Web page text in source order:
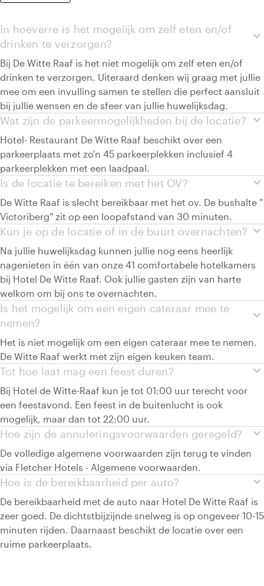
expand_more
In hoeverre is het mogelijk om zelf eten en/of
drinken te verzorgen?
Bij De Witte Raaf is het niet mogelijk om zelf eten en/of
drinken te verzorgen. Uiteraard denken wij graag met jullie
mee om een invulling samen te stellen die perfect aansluit
bij jullie wensen en de sfeer van jullie huwelijksdag.
expand_more
Wat zijn de parkeermogelijkheden bij de locatie?
Hotel- Restaurant De Witte Raaf beschikt over een
parkeerplaats met zo'n 45 parkeerplekken inclusief 4
parkeerplekken met een laadpaal.
expand_more
Is de locatie te bereiken met het OV?
De Witte Raaf is slecht bereikbaar met het ov. De bushalte ''
Victoriberg'' zit op een loopafstand van 30 minuten.
expand_more
Kun je op de locatie of in de buurt overnachten?
Na jullie huwelijksdag kunnen jullie nog eens heerlijk
nagenieten in één van onze 41 comfortabele hotelkamers
bij Hotel De Witte Raaf. Ook jullie gasten zijn van harte
welkom om bij ons te overnachten.
expand_more
Is het mogelijk om een eigen cateraar mee te
nemen?
Het is niet mogelijk om een eigen cateraar mee te nemen.
De Witte Raaf werkt met zijn eigen keuken team.
expand_more
Tot hoe laat mag een feest duren?
Bij Hotel de Witte-Raaf kun je tot 01:00 uur terecht voor
een feestavond. Een feest in de buitenlucht is ook
mogelijk, maar dan tot 22:00 uur.
expand_more
Hoe zijn de annuleringsvoorwaarden geregeld?
De volledige algemene voorwaarden zijn terug te vinden
via Fletcher Hotels - Algemene voorwaarden.
expand_more
Hoe is de bereikbaarheid per auto?
De bereikbaarheid met de auto naar Hotel De Witte Raaf is
zeer goed. De dichtstbijzijnde snelweg is op ongeveer 10-15
minuten rijden. Daarnaast beschikt de locatie over een
ruime parkeerplaats.